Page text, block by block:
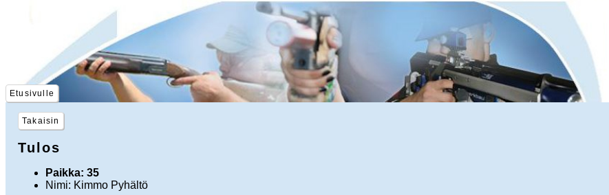
Etusivulle
Takaisin
Tulos
Paikka: 35
Nimi: Kimmo Pyhältö